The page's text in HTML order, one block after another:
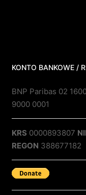
KONTO BANKOWE /
BNP Paribas 02
9000 0001
KRS 0000893807
REGON 388677182